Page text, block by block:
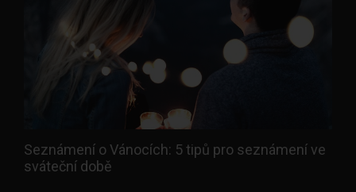
Seznámení o Vánocích: 5 tipů pro seznámení ve
sváteční době